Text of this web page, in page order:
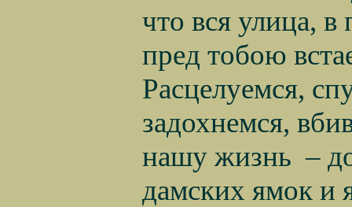
что вся улица, в
пред тобою
Расцелуемся,
задохнемся,
нашу жизнь –
дамских ямок и